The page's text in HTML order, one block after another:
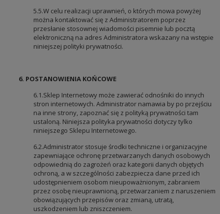
5.5.W celu realizacji uprawnień, o których mowa powyżej
można kontaktować się z Administratorem poprzez
przesłanie stosownej wiadomości pisemnie lub pocztą
elektroniczną na adres Administratora wskazany na wstępie
niniejszej polityki prywatności.
6. POSTANOWIENIA KOŃCOWE
6.1.Sklep Internetowy może zawierać odnośniki do innych
stron internetowych. Administrator namawia by po przejściu
na inne strony, zapoznać się z polityką prywatności tam
ustaloną. Niniejsza polityka prywatności dotyczy tylko
niniejszego Sklepu Internetowego.
6.2.Administrator stosuje środki techniczne i organizacyjne
zapewniające ochronę przetwarzanych danych osobowych
odpowiednią do zagrożeń oraz kategorii danych objętych
ochroną, a w szczególności zabezpiecza dane przed ich
udostępnieniem osobom nieupoważnionym, zabraniem
przez osobę nieuprawnioną, przetwarzaniem z naruszeniem
obowiązujących przepisów oraz zmianą, utratą,
uszkodzeniem lub zniszczeniem.